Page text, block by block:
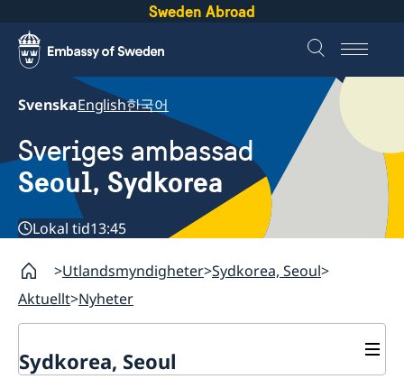
Sweden Abroad
SvenskaEnglish한국어
Sveriges ambassad
Seoul, Sydkorea
Lokal tid13:45
Utlandsmyndigheter Sydkorea, Seoul
Aktuellt Nyheter
Sydkorea, Seoul